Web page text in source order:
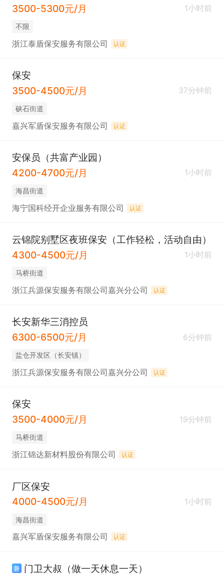
3500-5300元/月 1小时前
不限
浙江泰盾保安服务有限公司 认证
保安
3500-4500元/月
37分钟前
硖石街道
嘉兴军盾保安服务有限公司 认证
安保员（共富产业园）
4200-4700元/月
1小时前
海昌街道
海宁国科经开企业服务有限公司 认证
云锦院别墅区夜班保安（工作轻松，活动自由）
4300-4500元/月
1小时前
马桥街道
浙江兵源保安服务有限公司嘉兴分公司 认证
长安新华三消控员
6300-6500元/月
6分钟前
盐仓开发区（长安镇）
浙江兵源保安服务有限公司嘉兴分公司 认证
保安
3500-4000元/月
19分钟前
马桥街道
浙江锦达新材料股份有限公司 认证
厂区保安
4000-4500元/月
1小时前
海昌街道
嘉兴军盾保安服务有限公司 认证
兼 门卫大叔（做一天休息一天）